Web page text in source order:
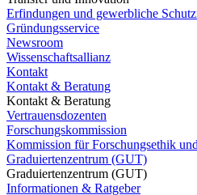
Erfindungen und gewerbliche
Gründungsservice
Newsroom
Wissenschaftsallianz
Kontakt
Kontakt & Beratung
Kontakt & Beratung
Vertrauensdozenten
Forschungskommission
Kommission für Forschungsethik
Graduiertenzentrum (GUT)
Graduiertenzentrum (GUT)
Informationen & Ratgeber